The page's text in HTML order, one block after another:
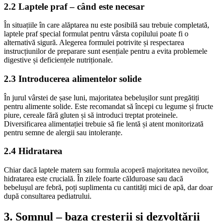
2.2 Laptele praf – când este necesar
În situațiile în care alăptarea nu este posibilă sau trebuie completată,
laptele praf special formulat pentru vârsta copilului poate fi o
alternativă sigură. Alegerea formulei potrivite și respectarea
instrucțiunilor de preparare sunt esențiale pentru a evita problemele
digestive și deficiențele nutriționale.
2.3 Introducerea alimentelor solide
În jurul vârstei de șase luni, majoritatea bebelușilor sunt pregătiți
pentru alimente solide. Este recomandat să începi cu legume și fructe
piure, cereale fără gluten și să introduci treptat proteinele.
Diversificarea alimentației trebuie să fie lentă și atent monitorizată
pentru semne de alergii sau intoleranțe.
2.4 Hidratarea
Chiar dacă laptele matern sau formula acoperă majoritatea nevoilor,
hidratarea este crucială. În zilele foarte călduroase sau dacă
bebelușul are febră, poți suplimenta cu cantități mici de apă, dar doar
după consultarea pediatrului.
3. Somnul – baza creșterii și dezvoltării